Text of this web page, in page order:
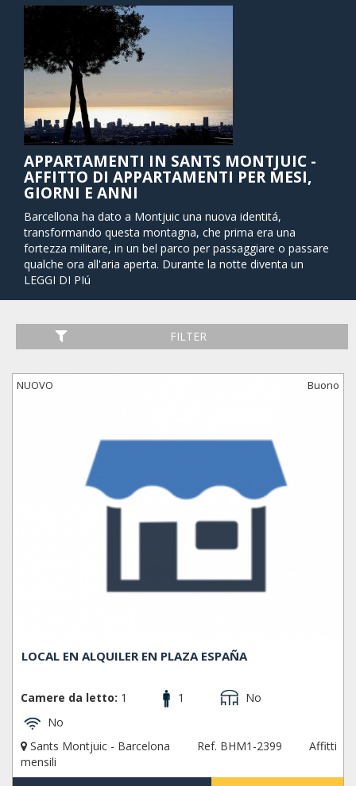
APPARTAMENTI IN SANTS MONTJUIC -
AFFITTO DI APPARTAMENTI PER MESI,
GIORNI E ANNI
Barcellona ha dato a Montjuic una nuova identitá,
transformando questa montagna, che prima era una
fortezza militare, in un bel parco per passaggiare o passare
qualche ora all'aria aperta. Durante la notte diventa un
luogo speciale grazie ai suoi ristoranti, bar, caffé e
Durante la notte potrete fare una passeggiata, bere
qualcosa o provare delle tapas, godendovi lo spettacolo di
quartiere é situato nella parte sud-est della cittá, al limite
con il quartiere Poble Sec.
El Poble-sec, Hostafrancs, La Bordeta, La Font de la
Guatlla, La Marina de Port, La Marina del Prat Vermell,
Sants, Sants - Badal.
LEGGI DI PIú
FILTER
NUOVO Buono
LOCAL EN ALQUILER EN PLAZA ESPAÑA
Camere da letto: 1 1
No
No
Sants Montjuic - Barcelona
Ref. BHM1-2399
Affitti
mensili